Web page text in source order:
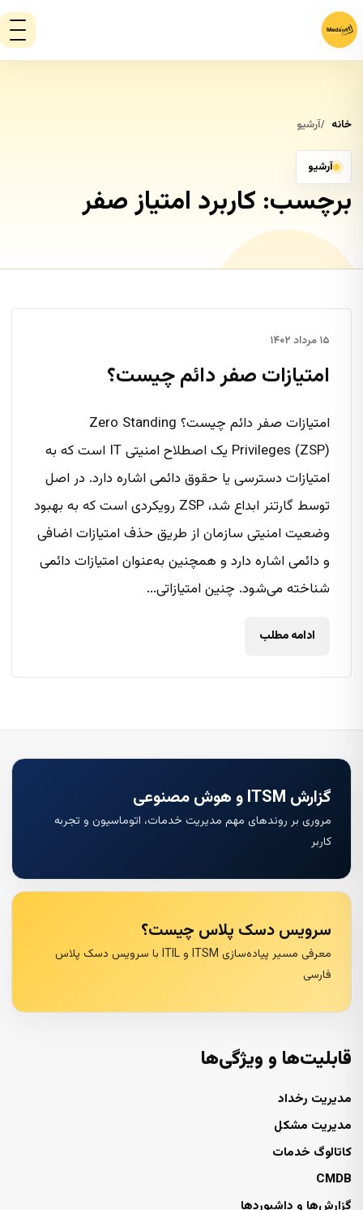
خانه آرشیو
آرشیو
برچسب: کاربرد امتیاز صفر
۱۵ مرداد ۱۴۰۲
امتیازات صفر دائم چیست؟
امتیازات صفر دائم چیست؟ Zero Standing
Privileges (ZSP) یک اصطلاح امنیتی IT است که به
امتیازات دسترسی یا حقوق دائمی اشاره دارد. در اصل
توسط گارتنر ابداع شد، ZSP رویکردی است که به بهبود
وضعیت امنیتی سازمان از طریق حذف امتیازات اضافی
و دائمی اشاره دارد و همچنین به‌عنوان امتیازات دائمی
شناخته می‌شود. چنین امتیازاتی...
ادامه مطلب
گزارش ITSM و هوش مصنوعی
مروری بر روندهای مهم مدیریت خدمات، اتوماسیون و تجربه
کاربر
سرویس دسک پلاس چیست؟
معرفی مسیر پیاده‌سازی ITSM و ITIL با سرویس دسک پلاس
فارسی
قابلیت‌ها و ویژگی‌ها
مدیریت رخداد
مدیریت مشکل
کاتالوگ خدمات
CMDB